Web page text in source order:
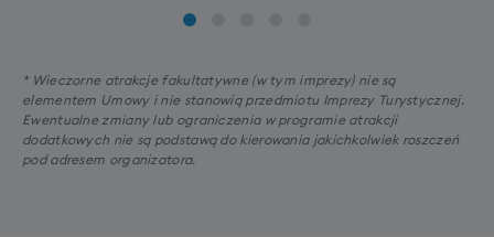
* Wieczorne atrakcje fakultatywne (w tym imprezy) nie są
elementem Umowy i nie stanowią przedmiotu Imprezy Turystycznej.
Ewentualne zmiany lub ograniczenia w programie atrakcji
dodatkowych nie są podstawą do kierowania jakichkolwiek roszczeń
pod adresem organizatora.